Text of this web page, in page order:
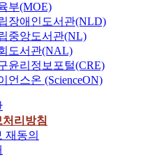
부(MOE)
장애인도서관(NLD)
중앙도서관(NL)
도서관(NAL)
윤리정보포털(CRE)
언스온 (ScienceON)
리방침
재동의